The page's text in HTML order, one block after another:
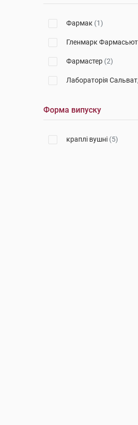
Фармак (1)
Гленмарк
Фармастер (2)
Лабораторія
Форма випуску
краплі вушні (5)